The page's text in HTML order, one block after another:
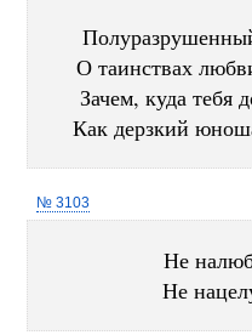
О таинствах
Зачем, куда тебя
Как дерзкий
№ 3103
Не
Не